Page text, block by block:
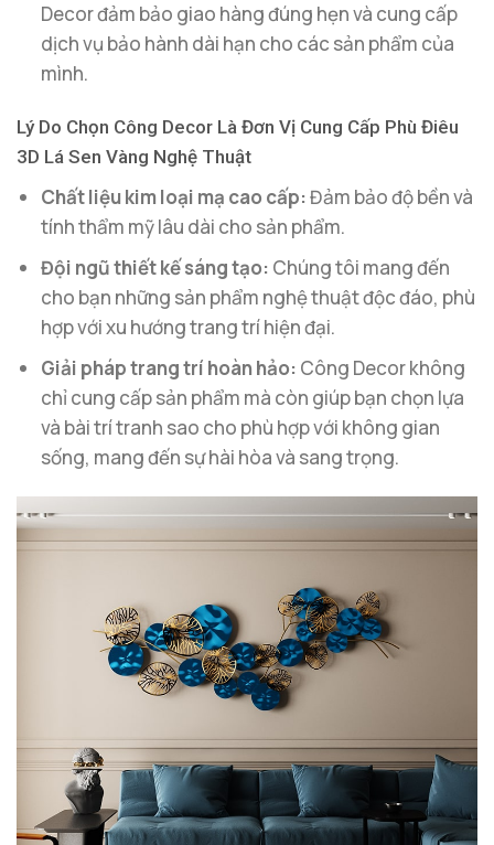
Decor đảm bảo giao hàng đúng hẹn và cung cấp
dịch vụ bảo hành dài hạn cho các sản phẩm của
mình.
Lý Do Chọn Công Decor Là Đơn Vị Cung Cấp Phù Điêu
3D Lá Sen Vàng Nghệ Thuật
Chất liệu kim loại mạ cao cấp:Đảm bảo độ bền và
tính thẩm mỹ lâu dài cho sản phẩm.
Đội ngũ thiết kế sáng tạo: Chúng tôi mang đến
cho bạn những sản phẩm nghệ thuật độc đáo, phù
hợp với xu hướng trang trí hiện đại.
Giải pháp trang trí hoàn hảo: Công Decor không
chỉ cung cấp sản phẩm mà còn giúp bạn chọn lựa
và bài trí tranh sao cho phù hợp với không gian
sống, mang đến sự hài hòa và sang trọng.